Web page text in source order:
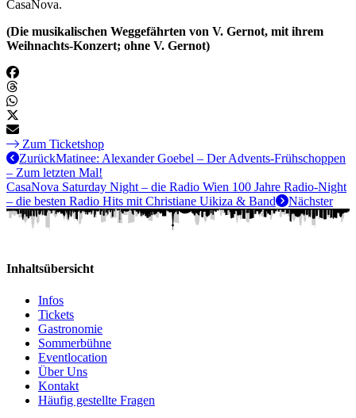
CasaNova.
(Die musikalischen Weggefährten von V. Gernot, mit ihrem
Weihnachts-Konzert; ohne V. Gernot)
Zum Ticketshop
ZurückMatinee: Alexander Goebel – Der Advents-Frühschoppen
– Zum letzten Mal!
CasaNova Saturday Night – die Radio Wien 100 Jahre Radio-Night
– die besten Radio Hits mit Christiane Uikiza & Band
Nächster
Inhaltsübersicht
Infos
Tickets
Gastronomie
Sommerbühne
Eventlocation
Über Uns
Kontakt
Häufig gestellte Fragen